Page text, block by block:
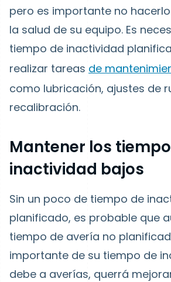
pero es importante no
la salud de su equipo. Es
tiempo de inactividad
realizar tareas de
como lubricación, ajustes de
recalibración.
Mantener los
inactividad bajos
Sin un poco de tiempo de
planificado, es probable que
tiempo de avería no
importante de su tiempo de
debe a averías, querrá